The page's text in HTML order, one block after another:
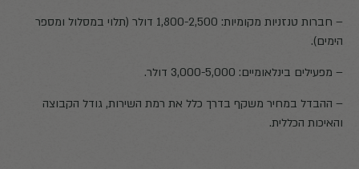
– חברות טנזניות מקומיות: 1,800-2,500 דולר (תלוי במסלול ומספר
הימים).
– מפעילים בינלאומיים: 3,000-5,000 דולר.
– ההבדל במחיר משקף בדרך כלל את רמת השירות, גודל הקבוצה
והאיכות הכללית.